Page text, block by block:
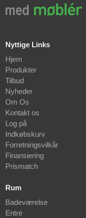
Nyttige Links
Hjem
Produkter
Tilbud
Nyheder
Om Os
Kontakt os
Log på
Indkøbskurv
Forretningsvilkår
Finansiering
Prismatch
Rum
Badeværelse
Entré